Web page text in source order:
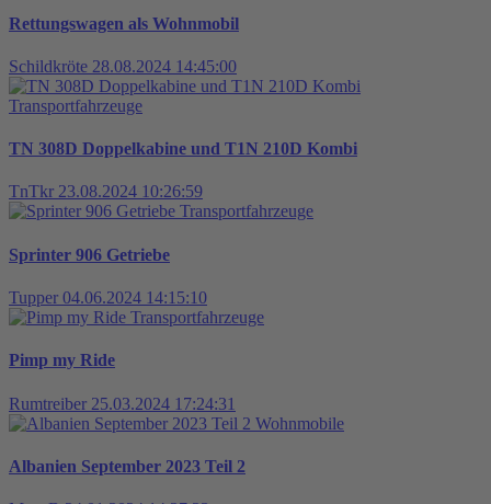
Rettungswagen als Wohnmobil
Schildkröte 28.08.2024 14:45:00
Transportfahrzeuge
TN 308D Doppelkabine und T1N 210D Kombi
TnTkr 23.08.2024 10:26:59
Transportfahrzeuge
Sprinter 906 Getriebe
Tupper 04.06.2024 14:15:10
Transportfahrzeuge
Pimp my Ride
Rumtreiber 25.03.2024 17:24:31
Wohnmobile
Albanien September 2023 Teil 2